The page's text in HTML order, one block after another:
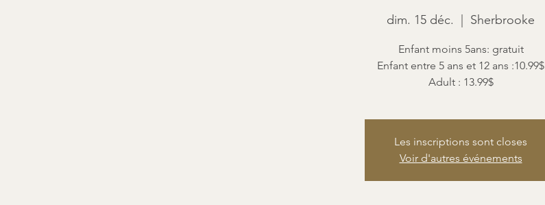
dim. 15 déc. Sherbrooke
Enfant moins 5ans: gratuit
Enfant entre 5 ans et 12 ans :10.99$
Adult : 13.99$
Les inscriptions sont closes
Voir d'autres événements